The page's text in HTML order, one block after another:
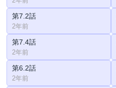
第7.2話
2年前
第7.4話
2年前
第6.2話
2年前